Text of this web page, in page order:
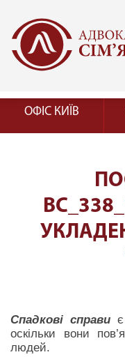
ОФІС КИЇВ
Спадкові справи
оскільки вони
людей.